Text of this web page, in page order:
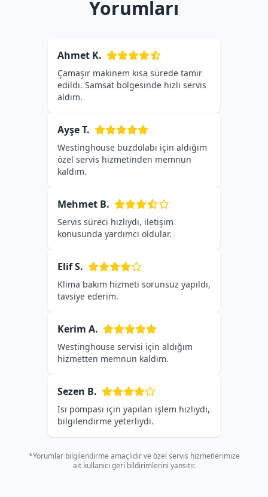
Yorumları
Ahmet K.
Çamaşır makinem kısa sürede tamir
edildi. Samsat bölgesinde hızlı servis
aldım.
Ayşe T.
Westinghouse buzdolabı için aldığım
özel servis hizmetinden memnun
kaldım.
Mehmet B.
Servis süreci hızlıydı, iletişim
konusunda yardımcı oldular.
Elif S.
Klima bakım hizmeti sorunsuz yapıldı,
tavsiye ederim.
Kerim A.
Westinghouse servisi için aldığım
hizmetten memnun kaldım.
Sezen B.
Isı pompası için yapılan işlem hızlıydı,
bilgilendirme yeterliydi.
*Yorumlar bilgilendirme amaçlıdır ve özel servis hizmetlerimize
ait kullanıcı geri bildirimlerini yansıtır.